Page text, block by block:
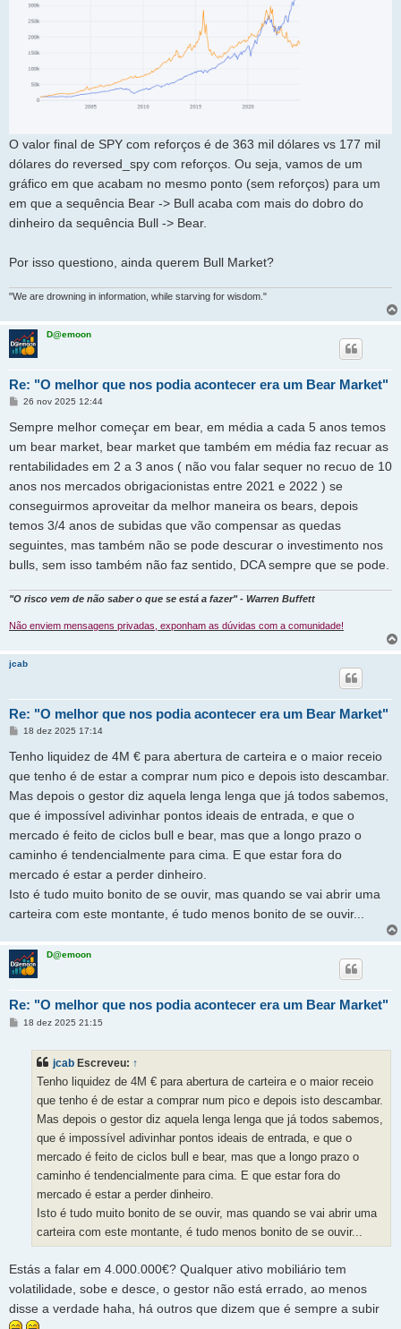
O valor final de SPY com reforços é de 363 mil dólares vs 177 mil
dólares do reversed_spy com reforços. Ou seja, vamos de um
gráfico em que acabam no mesmo ponto (sem reforços) para um
em que a sequência Bear -> Bull acaba com mais do dobro do
dinheiro da sequência Bull -> Bear.
Por isso questiono, ainda querem Bull Market?
"We are drowning in information, while starving for wisdom."
D@emoon
Re: "O melhor que nos podia acontecer era um Bear Market"
M
s
a
g
e
26 nov 2025 12:44
Sempre melhor começar em bear, em média a cada 5 anos temos
um bear market, bear market que também em média faz recuar as
rentabilidades em 2 a 3 anos ( não vou falar sequer no recuo de 10
anos nos mercados obrigacionistas entre 2021 e 2022 ) se
conseguirmos aproveitar da melhor maneira os bears, depois
temos 3/4 anos de subidas que vão compensar as quedas
seguintes, mas também não se pode descurar o investimento nos
bulls, sem isso também não faz sentido, DCA sempre que se pode.
"O risco vem de não saber o que se está a fazer" - Warren Buffett
Não enviem mensagens privadas, exponham as dúvidas com a comunidade!
jcab
Re: "O melhor que nos podia acontecer era um Bear Market"
M
s
a
e
18 dez 2025 17:14
Tenho liquidez de 4M € para abertura de carteira e o maior receio
que tenho é de estar a comprar num pico e depois isto descambar.
Mas depois o gestor diz aquela lenga lenga que já todos sabemos,
que é impossível adivinhar pontos ideais de entrada, e que o
mercado é feito de ciclos bull e bear, mas que a longo prazo o
caminho é tendencialmente para cima. E que estar fora do
mercado é estar a perder dinheiro.
Isto é tudo muito bonito de se ouvir, mas quando se vai abrir uma
carteira com este montante, é tudo menos bonito de se ouvir...
D@emoon
Re: "O melhor que nos podia acontecer era um Bear Market"
M18 dez 2025 21:15
jcab Escreveu: ↑
Tenho liquidez de 4M € para abertura de carteira e o maior receio
que tenho é de estar a comprar num pico e depois isto descambar.
Mas depois o gestor diz aquela lenga lenga que já todos sabemos,
que é impossível adivinhar pontos ideais de entrada, e que o
mercado é feito de ciclos bull e bear, mas que a longo prazo o
caminho é tendencialmente para cima. E que estar fora do
mercado é estar a perder dinheiro.
Isto é tudo muito bonito de se ouvir, mas quando se vai abrir uma
carteira com este montante, é tudo menos bonito de se ouvir...
Estás a falar em 4.000.000€? Qualquer ativo mobiliário tem
volatilidade, sobe e desce, o gestor não está errado, ao menos
disse a verdade haha, há outros que dizem que é sempre a subir